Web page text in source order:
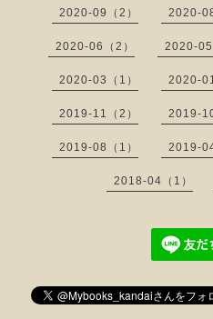
2020-09（2） 2020-
2020-06（2） 2020-05
2020-03（1） 2020-
2019-11（2） 2019-
2019-08（1） 2019-
2018-04（1）